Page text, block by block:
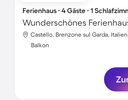
Ferienhaus ∙ 4 Gäste ∙ 1
Castello, Brenzone sul Garda, Italien
Balkon